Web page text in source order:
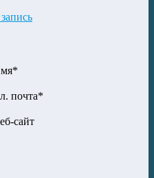
почта*
сайт